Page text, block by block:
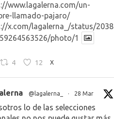
www.lagalerna.com/un-
llamado-pajaro/
x.com/lagalerna_/status/2038
photo/1
4 12 X
@lagalerna_ · 28 Mar
lo de las selecciones